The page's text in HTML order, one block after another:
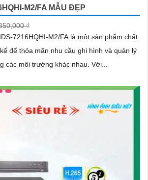
M2/FA MẪU ĐẸP
₫
7216HQHI-M2/FA là một sản phẩm chất
để thỏa mãn nhu cầu ghi hình và quản lý
hệ thống an ninh trong các môi trường khác nhau. Với...